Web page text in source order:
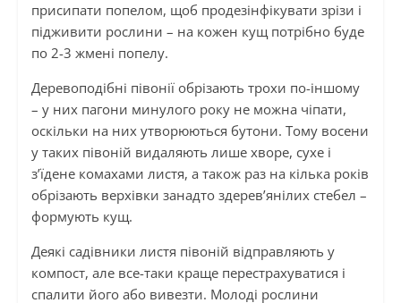
присипати попелом, щоб продезінфікувати зрізи і
підживити рослини – на кожен кущ потрібно буде
по 2-3 жмені попелу.
Деревоподібні півонії обрізають трохи по-іншому
– у них пагони минулого року не можна чіпати,
оскільки на них утворюються бутони. Тому восени
у таких півоній видаляють лише хворе, сухе і
з’їдене комахами листя, а також раз на кілька років
обрізають верхівки занадто здерев’янілих стебел –
формують кущ.
Деякі садівники листя півоній відправляють у
компост, але все-таки краще перестрахуватися і
спалити його або вивезти. Молоді рослини